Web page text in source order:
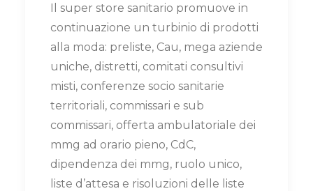
Il super store sanitario promuove in
continuazione un turbinio di prodotti
alla moda: preliste, Cau, mega aziende
uniche, distretti, comitati consultivi
misti, conferenze socio sanitarie
territoriali, commissari e sub
commissari, offerta ambulatoriale dei
mmg ad orario pieno, CdC,
dipendenza dei mmg, ruolo unico,
liste d’attesa e risoluzioni delle liste